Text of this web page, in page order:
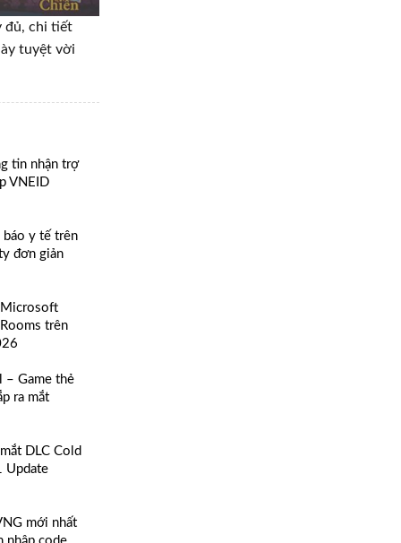
đủ, chi tiết
tuyệt vời
tin nhận trợ
VNEID
báo y tế trên
đơn giản
Microsoft
trên
– Game thẻ
ra mắt
DLC Cold
Update
mới nhất